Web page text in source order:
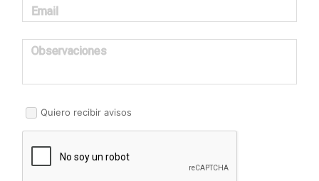
Email
Observaciones
Quiero recibir avisos